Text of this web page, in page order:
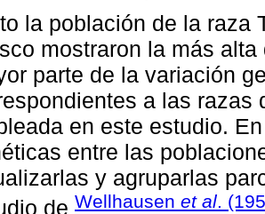
la población de la raza
mostraron la más
parte de la variación
a las
en este estudio.
entre las
y agruparlas
de Wellhausen et al.